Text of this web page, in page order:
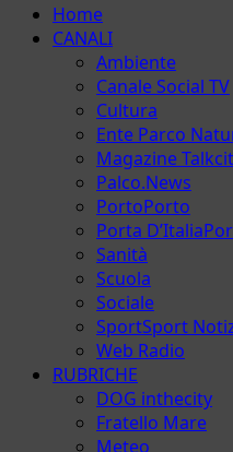
Menu
principale
Home
CANALI
Ambiente
Canale Social TV
Cultura
Ente Parco
Magazine
Palco.News
PortoPorto
Porta D’Italia
Sanità
Scuola
Sociale
SportSport
Web Radio
RUBRICHE
DOG inthecity
Fratello Mare
Meteo